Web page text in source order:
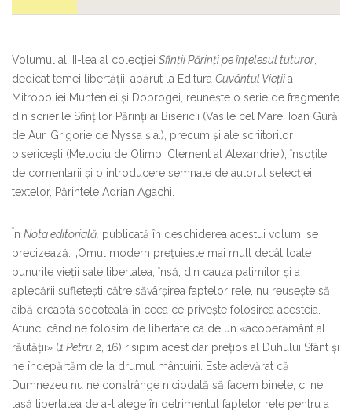
Volumul al III-lea al colecției Sfinții Părinți pe înțelesul tuturor
dedicat temei libertății, apărut la Editura Cuvântul Viețiia
Mitropoliei Munteniei și Dobrogei, reunește o serie de fragmente
din scrierile Sfinților Părinți ai Bisericii (Vasile cel Mare, Ioan Gură
de Aur, Grigorie de Nyssa ș.a.), precum și ale scriitorilor
bisericești (Metodiu de Olimp, Clement al Alexandriei), însoțite
de comentarii și o introducere semnate de autorul selecției
textelor, Părintele Adrian Agachi.
În Nota editorială, publicată în deschiderea acestui volum, se
precizează: „Omul modern prețuiește mai mult decât toate
bunurile vieții sale libertatea, însă, din cauza patimilor și a
aplecării sufletești către săvârșirea faptelor rele, nu reușește să
aibă dreaptă socoteală în ceea ce privește folosirea acesteia.
Atunci când ne folosim de libertate ca de un «acoperământ al
răutății» (1 Petru 2, 16) risipim acest dar prețios al Duhului Sfânt și
ne îndepărtăm de la drumul mântuirii. Este adevărat că
Dumnezeu nu ne constrânge niciodată să facem binele, ci ne
lasă libertatea de a-l alege în detrimentul faptelor rele pentru a